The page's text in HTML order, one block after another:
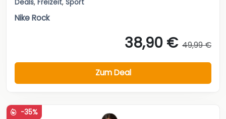
Deals, Freizeit, Sport
Nike Rock
38,90 € 49,99 €
Zum Deal
-35%